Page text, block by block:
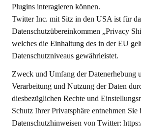
Plugins interagieren können.
Twitter Inc. mit Sitz in den USA ist für
Datenschutzübereinkommen „Privacy
welches die Einhaltung des in der EU
Datenschutzniveaus gewährleistet.
Zweck und Umfang der Datenerhebung
Verarbeitung und Nutzung der Daten
diesbezüglichen Rechte und
Schutz Ihrer Privatsphäre entnehmen Sie
Datenschutzhinweisen von Twitter: